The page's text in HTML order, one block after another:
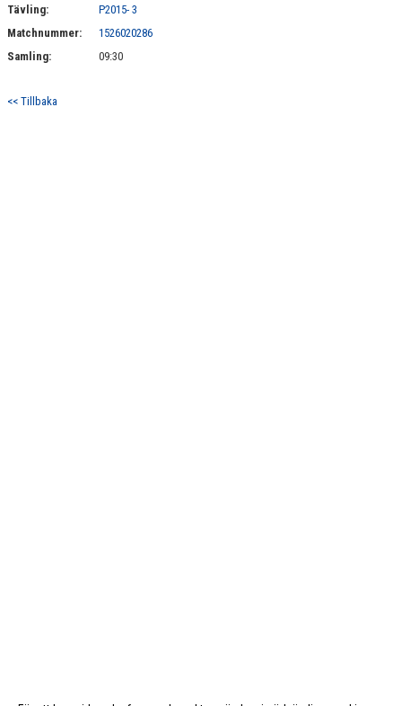
Tävling:
P2015- 3
Matchnummer:
1526020286
Samling:
09:30
<< Tillbaka